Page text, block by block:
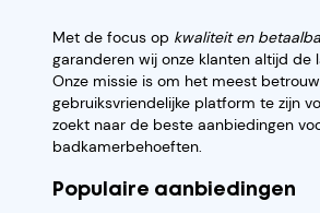
Met de focus op kwaliteit en
garanderen wij onze klanten altijd de
Onze missie is om het meest
gebruiksvriendelijke platform te zijn
zoekt naar de beste aanbiedingen
badkamerbehoeften.
Populaire aanbiedingen